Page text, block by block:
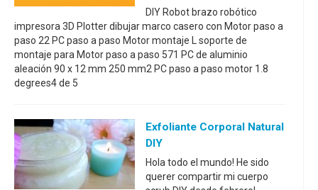
DIY Robot brazo robótico
impresora 3D Plotter dibujar marco casero con Motor paso a
paso 22 PC paso a paso Motor montaje L soporte de
montaje para Motor paso a paso 571 PC de aluminio
aleación 90 x 12 mm 250 mm2 PC paso a paso motor 1.8
degrees4 de 5
Exfoliante Corporal Natural
DIY
Hola todo el mundo! He sido
querer compartir mi cuerpo